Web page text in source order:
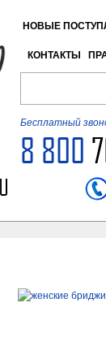
НОВЫЕ
КОНТАКТЫ
Бесплатный
8 800